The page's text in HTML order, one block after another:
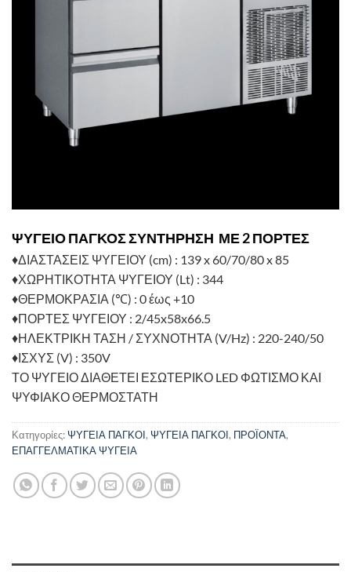
ΨΥΓΕΙΟ ΠΑΓΚΟΣ ΣΥΝΤΗΡΗΣΗ ΜΕ 2 ΠΟΡΤΕΣ
♦ΔΙΑΣΤΑΣΕΙΣ ΨΥΓΕΙΟΥ (cm) : 139 x 60/70/80 x 85
♦ΧΩΡΗΤΙΚΟΤΗΤΑ ΨΥΓΕΙΟΥ (Lt) : 344
♦ΘΕΡΜΟΚΡΑΣΙΑ (℃) : 0 έως +10
♦ΠΟΡΤΕΣ ΨΥΓΕΙΟΥ : 2/45x58x66.5
♦ΗΛΕΚΤΡΙΚΗ ΤΑΣΗ / ΣΥΧΝΟΤΗΤΑ (V/Hz) : 220-240/50
♦ΙΣΧΥΣ (V) : 350V
ΤΟ ΨΥΓΕΙΟ ΔΙΑΘΕΤΕΙ ΕΣΩΤΕΡΙΚΟ LED ΦΩΤΙΣΜΟ ΚΑΙ
ΨΥΦΙΑΚΟ ΘΕΡΜΟΣΤΑΤΗ
Κατηγορίες: ΨΥΓΕΙΑ ΠΑΓΚΟΙ, ΨΥΓΕΙΑ ΠΑΓΚΟΙ, ΠΡΟΪΟΝΤΑ,
ΕΠΑΓΓΕΛΜΑΤΙΚΑ ΨΥΓΕΙΑ